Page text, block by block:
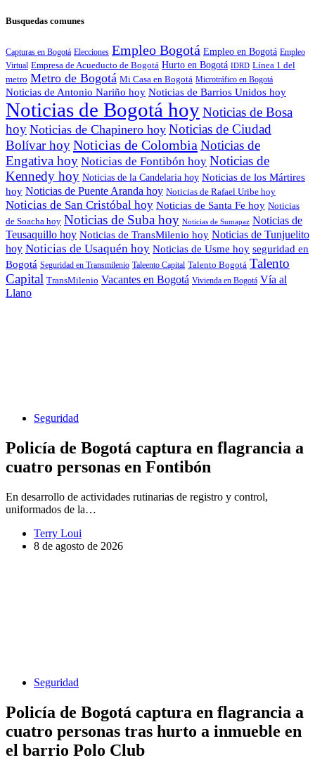
Busquedas comunes
Capturas en Bogotá Elecciones Empleo Bogotá Empleo en Bogotá Empleo
Virtual Empresa de Acueducto de Bogotá Hurto en Bogotá IDRD Línea 1 del
metro Metro de Bogotá Mi Casa en Bogotá Microtráfico en Bogotá
Noticias de Antonio Nariño hoy Noticias de Barrios Unidos hoy
Noticias de Bogotá hoyNoticias de Bosa
hoy Noticias de Chapinero hoy Noticias de Ciudad
Bolívar hoyNoticias de Colombia Noticias de
Engativa hoy Noticias de Fontibón hoy Noticias de
Kennedy hoy Noticias de la Candelaria hoy Noticias de los Mártires
hoy Noticias de Puente Aranda hoy Noticias de Rafael Uribe hoy
Noticias de San Cristóbal hoy Noticias de Santa Fe hoy Noticias
de Soacha hoy Noticias de Suba hoy Noticias de Sumapaz Noticias de
Teusaquillo hoy Noticias de TransMilenio hoy Noticias de Tunjuelito
hoy Noticias de Usaquén hoy Noticias de Usme hoy seguridad en
Bogotá Seguridad en Transmilenio Taleento Capital Talento Bogotá Talento
Capital TransMilenio Vacantes en Bogotá Vivienda en Bogotá Vía al
Llano
Seguridad
Policía de Bogotá captura en flagrancia a
cuatro personas en Fontibón
En desarrollo de actividades rutinarias de registro y control,
uniformados de la…
Terry Loui
8 de agosto de 2026
Seguridad
Policía de Bogotá captura en flagrancia a
cuatro personas tras hurto a inmueble en
el barrio Polo Club